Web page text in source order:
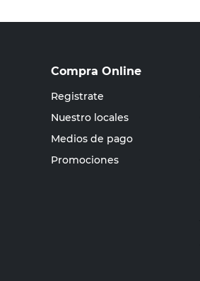
Compra Online
Registrate
Nuestro locales
Medios de pago
Promociones